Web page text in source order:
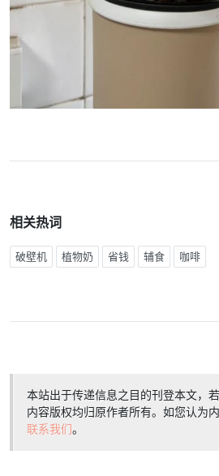
相关热词
破壁机 植物奶 省钱 辅食 咖啡
本站出于传递信息之目的刊登本文，
内容版权均归原作者所有。如您认为
联系我们。